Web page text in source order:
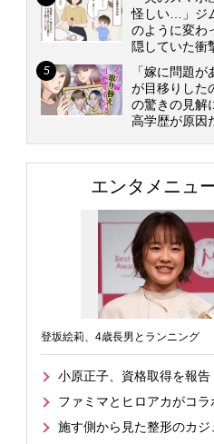
怪しい…」ジ
のように変わ
隠していた衝
「嫁に問題
が目移りした
の驚きの見
高学歴が原因
エンタメニュ
登坂絵莉、4歳長男とランニング
小原正子、資格取得を報告
ファミマとヒロアカがコラ
施す側から見た整形のカジ